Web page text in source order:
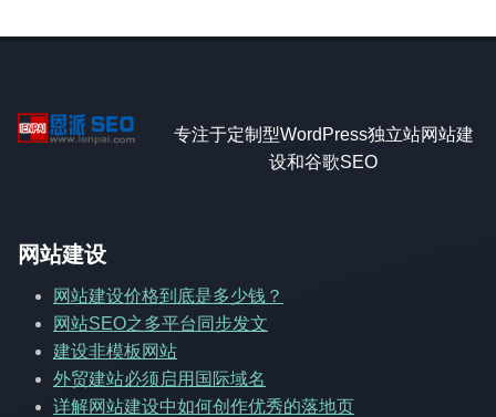
专注于定制型WordPress独立站网站建
设和谷歌SEO
网站建设
网站建设价格到底是多少钱？
网站SEO之多平台同步发文
建设非模板网站
外贸建站必须启用国际域名
详解网站建设中如何创作优秀的落地页